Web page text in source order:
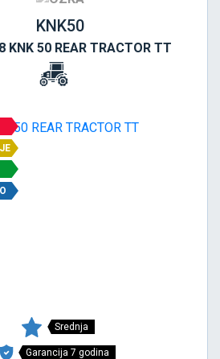
KNK50
KNK 50 REAR TRACTOR TT
Srednja
Garancija 7 godina